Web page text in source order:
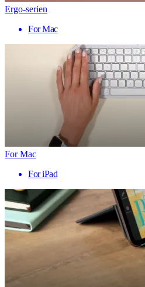
Ergo-serien
For Mac
For Mac
For iPad